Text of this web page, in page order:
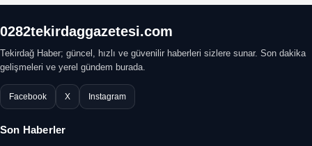
0282tekirdaggazetesi.com
Tekirdağ Haber; güncel, hızlı ve güvenilir haberleri sizlere sunar. Son dakika
gelişmeleri ve yerel gündem burada.
Facebook X Instagram
Son Haberler